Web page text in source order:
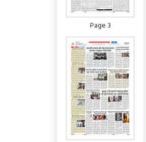
Page 3